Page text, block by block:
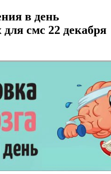
в день
для смс 22 декабря